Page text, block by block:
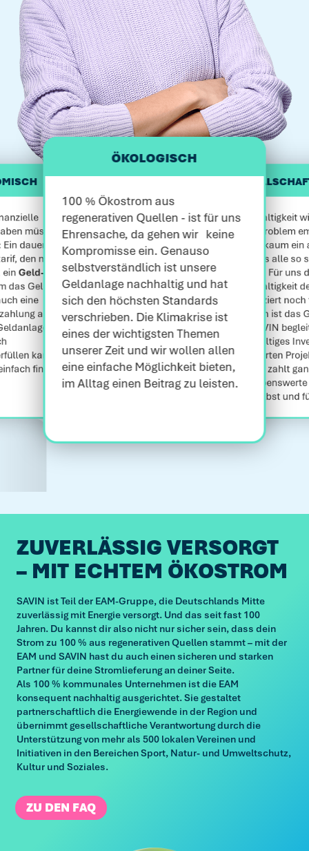
müssen.
Ein dauerhaft
den man
ein Geld-Strom-
das Geld
eine
abfedern
kann. So
finanziell
ÖKOLOGISCH
100 % Ökostrom aus
regenerativen Quellen - ist für uns
Ehrensache, da gehen wir keine
Kompromisse ein. Genauso
selbstverständlich ist unsere
Geldanlage nachhaltig und hat
sich den höchsten Standards
verschrieben. Die Klimakrise ist
eines der wichtigsten Themen
unserer Zeit und wir wollen allen
eine einfache Möglichkeit bieten,
im Alltag einen Beitrag zu leisten.
Nachhaltigkeit
Luxusproblem
gibt es kaum
was uns alle so
angeht. Für uns
Nachhaltigkeit
kompliziert
sondern ist das
das SAVIN
nachhaltiges
geförderten
Kund:in zahlt
eine
sich selbst und
ZUVERLÄSSIG VERSORGT
– MIT ECHTEM ÖKOSTROM
SAVIN ist Teil der EAM-Gruppe, die Deutschlands Mitte
zuverlässig mit Energie versorgt. Und das seit fast 100
Jahren. Du kannst dir also nicht nur sicher sein, dass dein
Strom zu 100 % aus regenerativen Quellen stammt – mit der
EAM und SAVIN hast du auch einen sicheren und starken
Partner für deine Stromlieferung an deiner Seite.
Als 100 % kommunales Unternehmen ist die EAM
konsequent nachhaltig ausgerichtet. Sie gestaltet
partnerschaftlich die Energiewende in der Region und
übernimmt gesellschaftliche Verantwortung durch die
Unterstützung von mehr als 500 lokalen Vereinen und
Initiativen in den Bereichen Sport, Natur- und Umweltschutz,
Kultur und Soziales.
ZU DEN FAQ